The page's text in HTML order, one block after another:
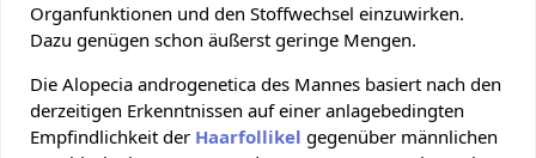
Organfunktionen und den Stoffwechsel einzuwirken.
Dazu genügen schon äußerst geringe Mengen.
Die Alopecia androgenetica des Mannes basiert nach den
derzeitigen Erkenntnissen auf einer anlagebedingten
Empfindlichkeit der Haarfollikel gegenüber männlichen